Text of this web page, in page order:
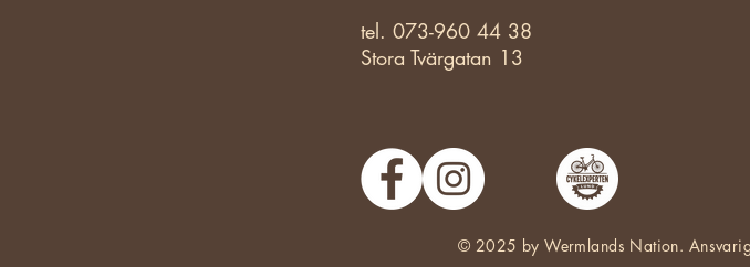
tel. 073-960 44 38
Stora Tvärgatan 13
© 2025 by Wermlands Nation.